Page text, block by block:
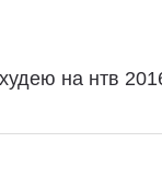
худею на нтв